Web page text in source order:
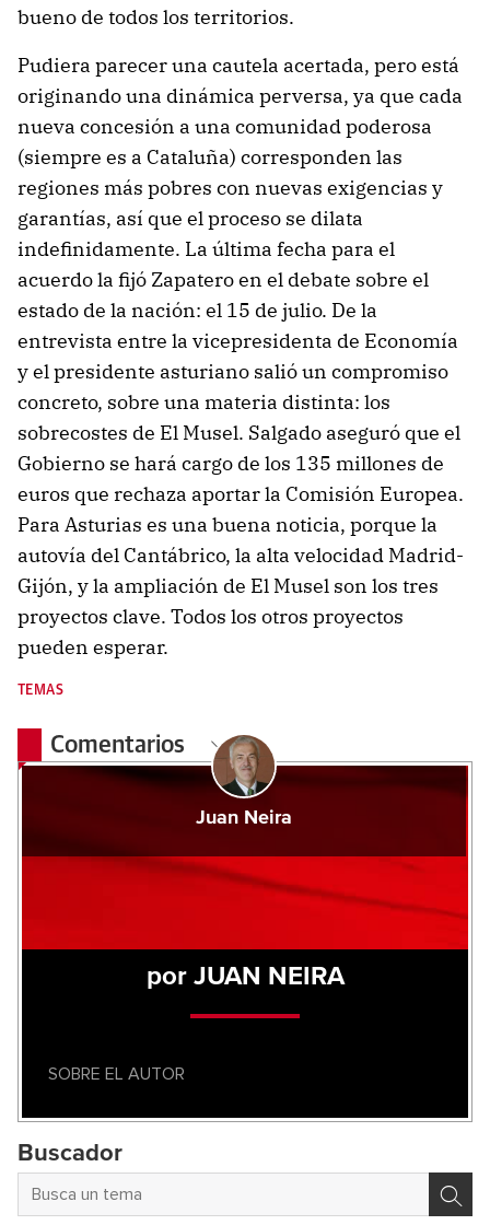
bueno de todos los territorios.
Pudiera parecer una cautela acertada, pero está
originando una dinámica perversa, ya que cada
nueva concesión a una comunidad poderosa
(siempre es a Cataluña) corresponden las
regiones más pobres con nuevas exigencias y
garantías, así que el proceso se dilata
indefinidamente. La última fecha para el
acuerdo la fijó Zapatero en el debate sobre el
estado de la nación: el 15 de julio. De la
entrevista entre la vicepresidenta de Economía
y el presidente asturiano salió un compromiso
concreto, sobre una materia distinta: los
sobrecostes de El Musel. Salgado aseguró que el
Gobierno se hará cargo de los 135 millones de
euros que rechaza aportar la Comisión Europea.
Para Asturias es una buena noticia, porque la
autovía del Cantábrico, la alta velocidad Madrid-
Gijón, y la ampliación de El Musel son los tres
proyectos clave. Todos los otros proyectos
pueden esperar.
TEMAS
Comentarios
Juan Neira
por JUAN NEIRA
SOBRE EL AUTOR
Buscador